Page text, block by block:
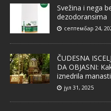
Svežina i nega
dezodoransima
септембар 24,
ČUDESNA
DA OBJASNI:
iznedrila
јул 31, 2025